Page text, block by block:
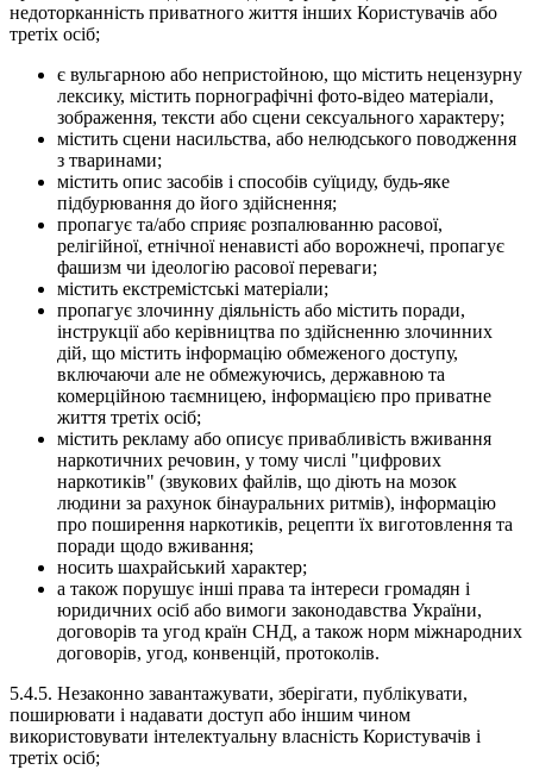
недоторканність приватного життя інших Користувачів або
третіх осіб;
є вульгарною або непристойною, що містить нецензурну
лексику, містить порнографічні фото-відео матеріали,
зображення, тексти або сцени сексуального характеру;
містить сцени насильства, або нелюдського поводження
з тваринами;
містить опис засобів і способів суїциду, будь-яке
підбурювання до його здійснення;
пропагує та/або сприяє розпалюванню расової,
релігійної, етнічної ненависті або ворожнечі, пропагує
фашизм чи ідеологію расової переваги;
містить екстремістські матеріали;
пропагує злочинну діяльність або містить поради,
інструкції або керівництва по здійсненню злочинних
дій, що містить інформацію обмеженого доступу,
включаючи але не обмежуючись, державною та
комерційною таємницею, інформацією про приватне
життя третіх осіб;
містить рекламу або описує привабливість вживання
наркотичних речовин, у тому числі "цифрових
наркотиків" (звукових файлів, що діють на мозок
людини за рахунок бінауральних ритмів), інформацію
про поширення наркотиків, рецепти їх виготовлення та
поради щодо вживання;
носить шахрайський характер;
а також порушує інші права та інтереси громадян і
юридичних осіб або вимоги законодавства України,
договорів та угод країн СНД, а також норм міжнародних
договорів, угод, конвенцій, протоколів.
5.4.5. Незаконно завантажувати, зберігати, публікувати,
поширювати і надавати доступ або іншим чином
використовувати інтелектуальну власність Користувачів і
третіх осіб;